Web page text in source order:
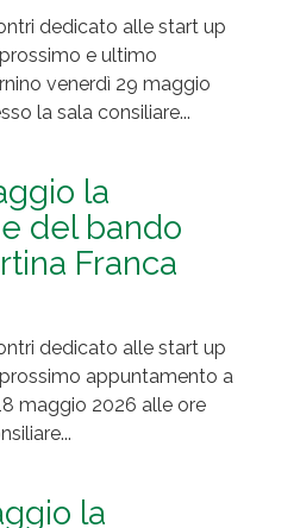
dedicato alle start up
e ultimo
venerdì 29 maggio
la sala consiliare...
la
del bando
Franca
dedicato alle start up
appuntamento a
maggio 2026 alle ore
la